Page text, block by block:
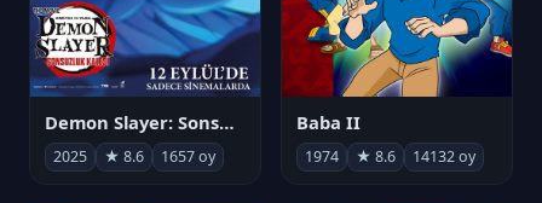
Demon Slayer: Sonsuzluk Kalesi
2025 ★ 8.6 1657 oy
Baba II
1974 ★ 8.6 14132 oy